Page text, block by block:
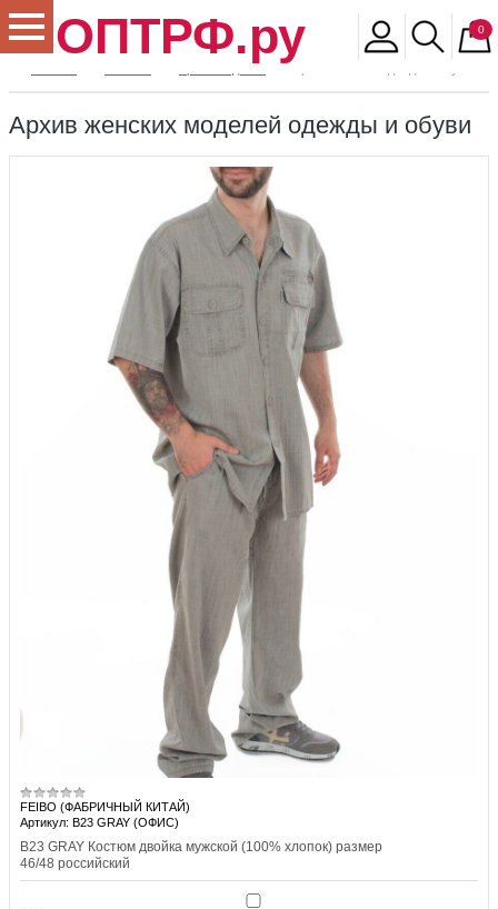
ОПТРФ.ру 0
Архив женских моделей одежды и обуви
FEIBO (ФАБРИЧНЫЙ КИТАЙ)
Артикул: B23 GRAY (ОФИС)
B23 GRAY Костюм двойка мужской (100% хлопок) размер
46/48 российский